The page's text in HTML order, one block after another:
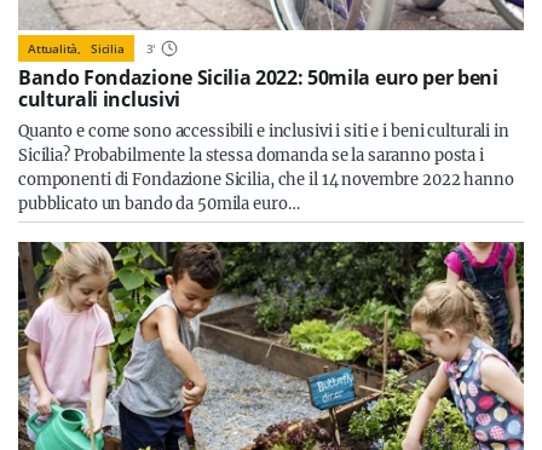
Attualità, Sicilia 3'
Bando Fondazione Sicilia 2022: 50mila euro per beni
culturali inclusivi
Quanto e come sono accessibili e inclusivi i siti e i beni culturali in
Sicilia? Probabilmente la stessa domanda se la saranno posta i
componenti di Fondazione Sicilia, che il 14 novembre 2022 hanno
pubblicato un bando da 50mila euro…